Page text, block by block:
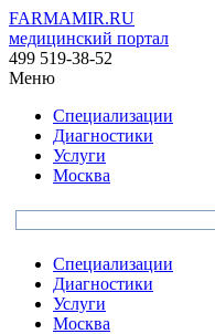
FARMAMIR.RU
медицинский портал
499 519-38-52
Меню
Специализации
Диагностики
Услуги
Москва
Специализации
Диагностики
Услуги
Москва